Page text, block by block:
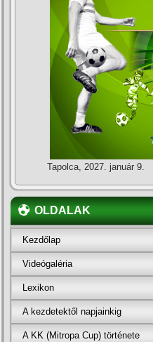
Tapolca, 2027. január 9.
OLDALAK
Kezdőlap
Videógaléria
Lexikon
A kezdetektől napjainkig
A KK (Mitropa Cup) története